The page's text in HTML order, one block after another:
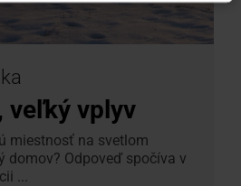
veľký vplyv
miestnosť na svetlom
domov? Odpoveď spočíva v
...